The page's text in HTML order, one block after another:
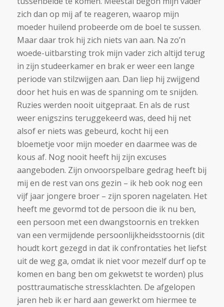
zich dan op mij af te reageren, waarop mijn
moeder huilend probeerde om de boel te sussen.
Maar daar trok hij zich niets van aan. Na zo’n
woede-uitbarsting trok mijn vader zich altijd terug
in zijn studeerkamer en brak er weer een lange
periode van stilzwijgen aan. Dan liep hij zwijgend
door het huis en was de spanning om te snijden.
Ruzies werden nooit uitgepraat. En als de rust
weer enigszins teruggekeerd was, deed hij net
alsof er niets was gebeurd, kocht hij een
bloemetje voor mijn moeder en daarmee was de
kous af. Nog nooit heeft hij zijn excuses
aangeboden. Zijn onvoorspelbare gedrag heeft bij
mij en de rest van ons gezin – ik heb ook nog een
vijf jaar jongere broer – zijn sporen nagelaten. Het
heeft me gevormd tot de persoon die ik nu ben,
een persoon met een dwangstoornis en trekken
van een vermijdende persoonlijkheidsstoornis (dit
houdt kort gezegd in dat ik confrontaties het liefst
uit de weg ga, omdat ik niet voor mezelf durf op te
komen en bang ben om gekwetst te worden) plus
posttraumatische stressklachten. De afgelopen
jaren heb ik er hard aan gewerkt om hiermee te